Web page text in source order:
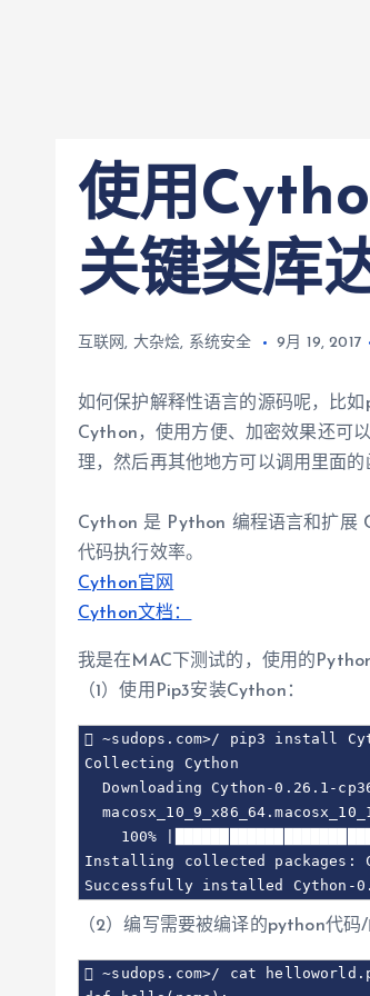
使用
关键类库
互联网, 大杂烩, 系统安全 9月 19, 2017
如何保护解释性语言的源码呢，比
Cython，使用方便、加密效果还可
理，然后再其他地方可以调用里面的
Cython 是 Python 编程语言和扩展
代码执行效率。
Cython官网
Cython文档：
我是在MAC下测试的，使用的
（1）使用Pip3安装Cython：
 ~sudops.com>/ pip3 install
Collecting Cython
Downloading Cython-0.26.1-
100%
Installing collected packages:
Successfully installed Cython-
（2）编写需要被编译的python代码
 ~sudops.com>/ cat